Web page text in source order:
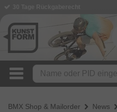
BMX Shop & Mailorder News